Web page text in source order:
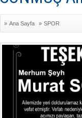
» Ana Sayfa » SPOR